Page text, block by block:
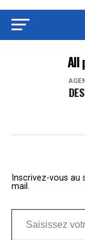
All
Inscrivez-vous
mail.
Saisissez votre adresse e-mail…